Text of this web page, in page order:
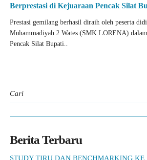
Berprestasi di Kejuaraan Pencak Silat
Prestasi gemilang berhasil diraih oleh peserta
Muhammadiyah 2 Wates (SMK LORENA)
Pencak Silat Bupati..
Cari
Berita Terbaru
STUDY TIRU DAN BENCHMARKING KE